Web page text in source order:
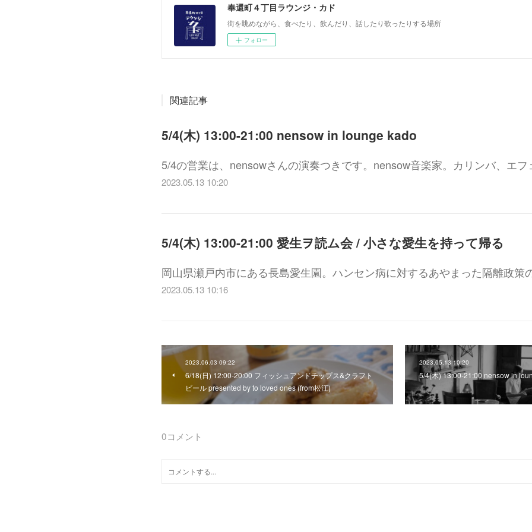
奉還町４丁目ラウンジ・カド
街を眺めながら、食べたり、飲んだり、話したり歌ったりする場所
フォロー
関連記事
5/4(木) 13:00-21:00 nensow in lounge kado
5/4の営業は、nensowさんの演奏つきです。nensow音楽家。カリンバ、エ
2023.05.13 10:20
5/4(木) 13:00-21:00 愛生ヲ読ム会 / 小さな愛生を持って帰る
岡山県瀬戸内市にある長島愛生園。ハンセン病に対するあやまった隔離政
2023.05.13 10:16
2023.06.03 09:22
6/18(日) 12:00-20:00 フィッシュアンドチップス&クラフト
ビール presented by to loved ones (from松江)
2023.05.13 10:20
5/4(木) 13:00-21:00 nensow in
0コメント